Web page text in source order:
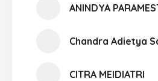
ANINDYA
Chandra Adietya
CITRA MEIDIATRI